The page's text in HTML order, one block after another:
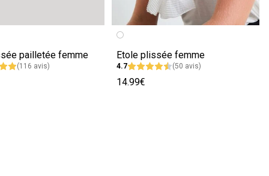
pailletée femme
(116 avis)
Image précédente
Image suivante
Etole plissée femme
4.7 (50 avis)
14.99€